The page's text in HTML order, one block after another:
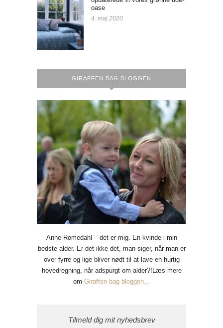
oase
4. maj 2020
GIRAFFEN BAG BLOGGEN
Anne Romedahl – det er mig. En kvinde i min
bedste alder. Er det ikke det, man siger, når man er
over fyrre og lige bliver nødt til at lave en hurtig
hovedregning, når adspurgt om alder?!Læs mere
om Giraffen bag bloggen...
Tilmeld dig mit nyhedsbrev